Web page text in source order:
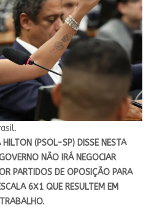
HILTON (PSOL-SP) DISSE NESTA
NÃO IRÁ NEGOCIAR
PARTIDOS DE OPOSIÇÃO PARA
6X1 QUE RESULTEM EM